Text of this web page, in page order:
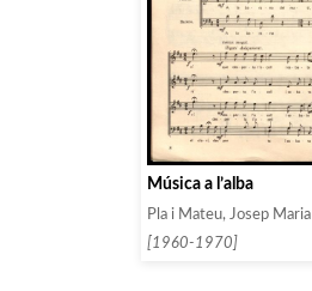
Música a l’alba
Pla i Mateu, Josep Maria
[1960-1970]